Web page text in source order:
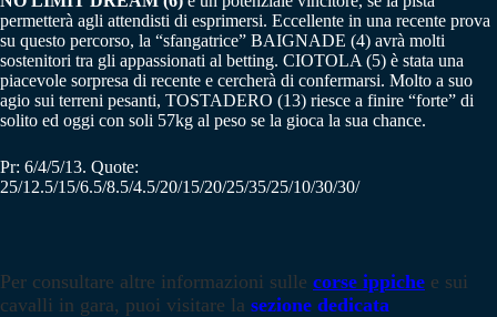
permetterà agli attendisti di esprimersi. Eccellente in una recente prova
su questo percorso, la “sfangatrice” BAIGNADE (4) avrà molti
sostenitori tra gli appassionati al betting. CIOTOLA (5) è stata una
piacevole sorpresa di recente e cercherà di confermarsi. Molto a suo
agio sui terreni pesanti, TOSTADERO (13) riesce a finire “forte” di
solito ed oggi con soli 57kg al peso se la gioca la sua chance.
Pr: 6/4/5/13. Quote:
25/12.5/15/6.5/8.5/4.5/20/15/20/25/35/25/10/30/30/
Per consultare altre informazioni sulle corse ippiche e sui
cavalli in gara, puoi visitare la sezione dedicata